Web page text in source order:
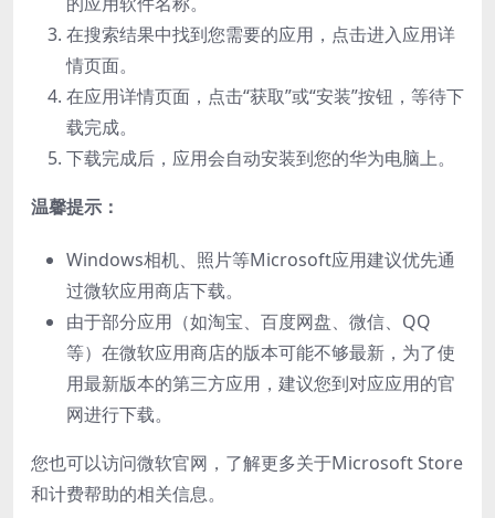
在搜索结果中找到您需要的应用，点击进入应用详
情页面。
在应用详情页面，点击“获取”或“安装”按钮，等待下
载完成。
下载完成后，应用会自动安装到您的华为电脑上。
温馨提示：
Windows相机、照片等Microsoft应用建议优先通
过微软应用商店下载。
由于部分应用（如淘宝、百度网盘、微信、QQ
等）在微软应用商店的版本可能不够最新，为了使
用最新版本的第三方应用，建议您到对应应用的官
网进行下载。
您也可以访问微软官网，了解更多关于Microsoft Store
和计费帮助的相关信息。